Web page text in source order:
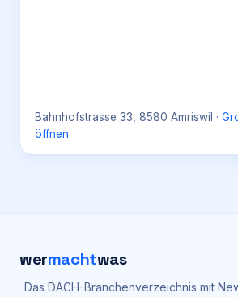
Bahnhofstrasse 33, 8580 Amriswil ·
öffnen
wermachtwas
Das DACH-Branchenverzeichnis mit